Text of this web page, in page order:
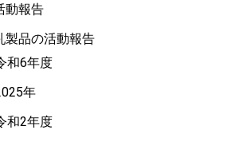
動報告
製品の活動報告
和6年度
年
和2年度